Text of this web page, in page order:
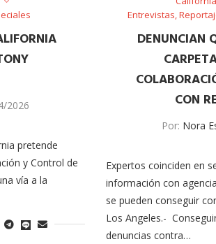
2026
pretende
y Control de
vía a la
Entrevistas,
DENUNCIAN
CON
Por: Nora
​Expertos coinciden en
información con
se pueden conseguir
Los Angeles.-
denuncias contra…
e Iván Arana recorren